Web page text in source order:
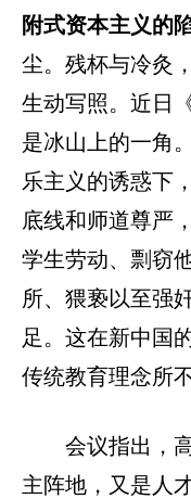
附式资本主义的
尘。残杯与冷灸
生动写照。近日
是冰山上的一角
乐主义的诱惑下
底线和师道尊严
学生劳动、剽窃
所、猥亵以至强
足。这在新中国
传统教育理念所不
会议指出，
主阵地，又是人